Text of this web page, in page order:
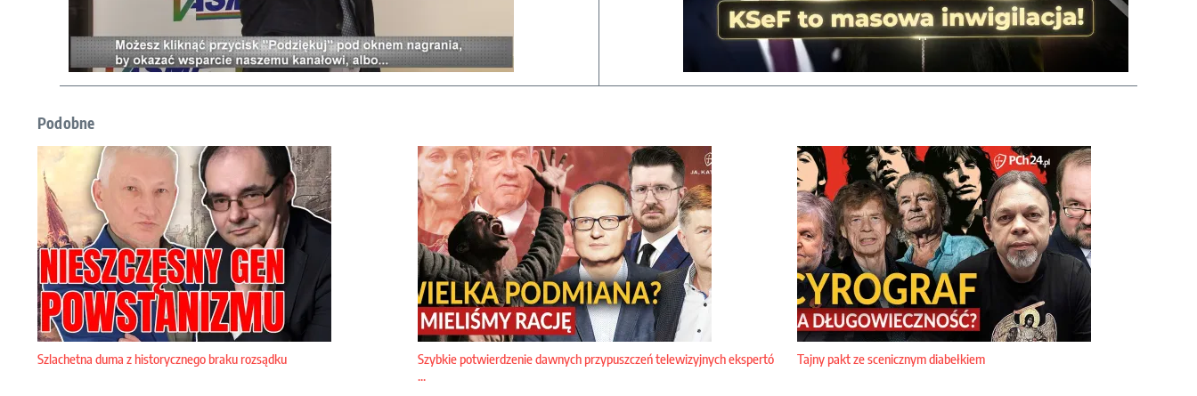
Podobne
Szlachetna duma z historycznego braku rozsądku
Szybkie potwierdzenie dawnych przypuszczeń telewizyjnych ekspertó
...
Tajny pakt ze scenicznym diabełkiem